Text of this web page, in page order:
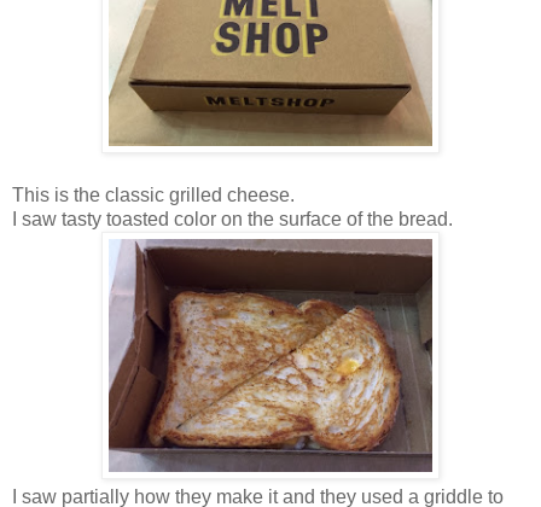
This is the classic grilled cheese.
I saw tasty toasted color on the surface of the bread.
I saw partially how they make it and they used a griddle to